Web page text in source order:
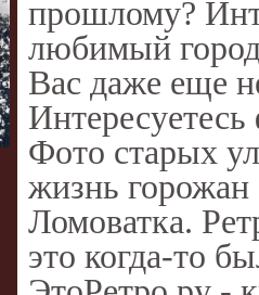
прошлому?
любимый
Вас даже еще
Интересуетесь
Фото старых
жизнь
Ломоватка.
это когда-то